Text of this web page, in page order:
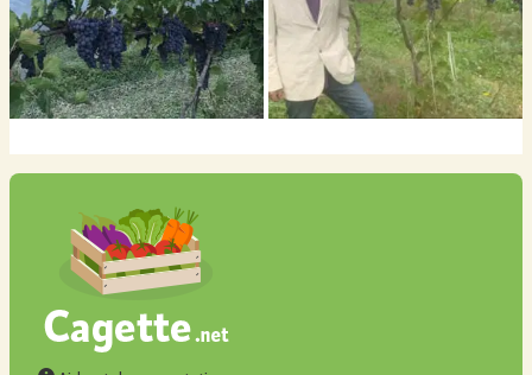
C'est ainsi qu''une variété comme le lavallée moins sucrée que le muscat
vous étonnera pas la subtilité de son parfum grace a un sol reposé de tout
excès de travail.
Variété particulièrement adapté a la cure grace a son plus faible taux de
Et n'oubliez pas la peau et surtout les pépins très riches en anti oxydant sont